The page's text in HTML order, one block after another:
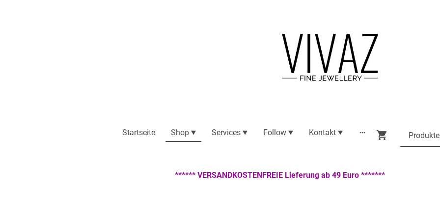
Startseite Shop Services Follow Kontakt
****** VERSANDKOSTENFREIE Lieferung ab 49 Euro *******